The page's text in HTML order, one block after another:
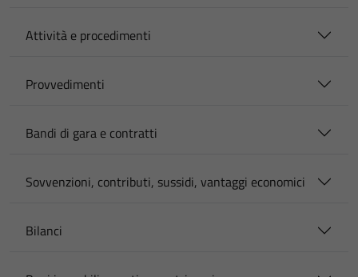
Attività e procedimenti
Provvedimenti
Bandi di gara e contratti
Sovvenzioni, contributi, sussidi, vantaggi economici
Bilanci